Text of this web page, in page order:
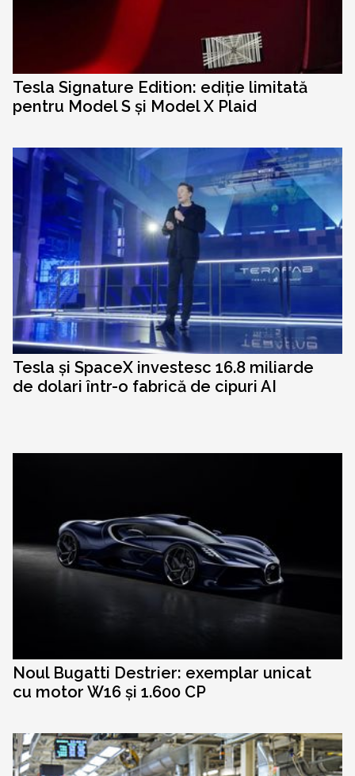
Tesla Signature Edition: ediție limitată
pentru Model S și Model X Plaid
Tesla și SpaceX investesc 16.8 miliarde
de dolari într-o fabrică de cipuri AI
Noul Bugatti Destrier: exemplar unicat
cu motor W16 și 1.600 CP